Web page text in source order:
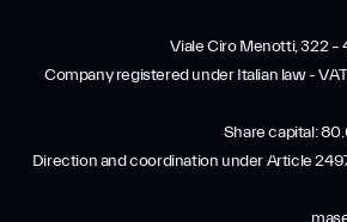
Viale Ciro Menotti, 322 –
Company registered under Italian law -
Share capital:
Direction and coordination under Article